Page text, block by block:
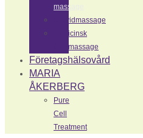
massage
Gravidmassage
Medicinsk
fibromassage
Företagshälsovård
MARIA
ÅKERBERG
Pure
Cell
Treatment